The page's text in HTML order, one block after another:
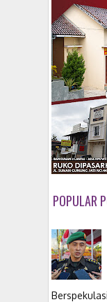
POPULAR
Berspekulasi